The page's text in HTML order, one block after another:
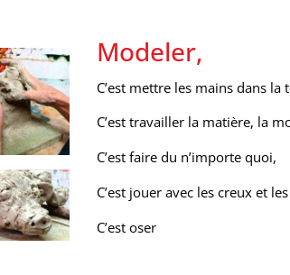
Modeler,
C’est mettre les mains dans la
C’est travailler la matière, la
C’est faire du n’importe quoi,
C’est jouer avec les creux et
C’est oser